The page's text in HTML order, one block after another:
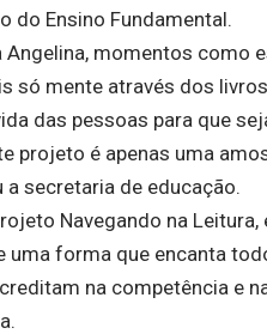
do Ensino Fundamental.
momentos como
só mente através dos
das pessoas para que
projeto é apenas uma
secretaria de educação.
Navegando na
uma forma que encanta
na competência e